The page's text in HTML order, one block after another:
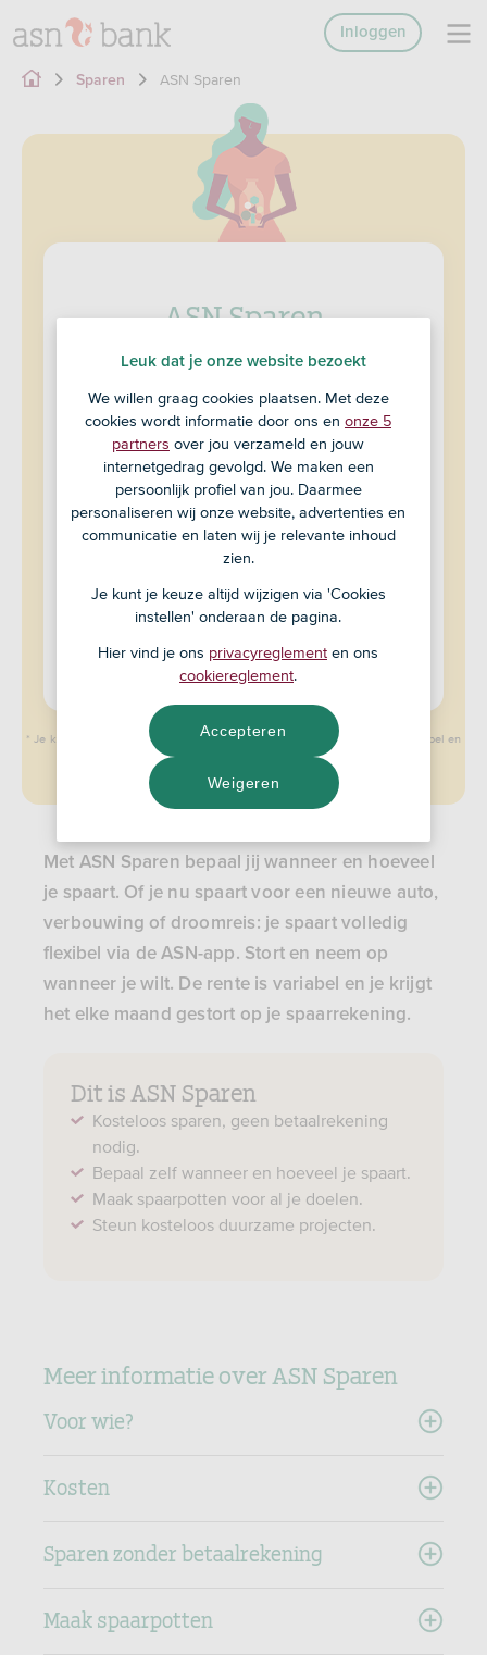
Inloggen
Sparen ASN Sparen
ASN Sparen
Sparen voor jezelf of samen
Sparen en opnemen wanneer je wilt
Handige tools zoals spaarpotjes
Variabele rente: bekijk de actuele rente
Open een rekening
Ben je al klant?
Inloggen en rekening openen
* Je krijgt elke maand rente over je geld op je rekening. Deze rente is variabel en
op jaarbasis. Deze kan veranderen.
Met ASN Sparen bepaal jij wanneer en hoeveel
je spaart. Of je nu spaart voor een nieuwe auto,
verbouwing of droomreis: je spaart volledig
flexibel via de ASN-app. Stort en neem op
wanneer je wilt. De rente is variabel en je krijgt
het elke maand gestort op je spaarrekening.
Dit is ASN Sparen
Kosteloos sparen, geen betaalrekening
nodig.
Bepaal zelf wanneer en hoeveel je spaart.
Maak spaarpotten voor al je doelen.
Steun kosteloos duurzame projecten.
Meer informatie over ASN Sparen
Voor wie?
Kosten
Sparen zonder betaalrekening
Maak spaarpotten
Leuk dat je onze website bezoekt
We willen graag cookies plaatsen. Met deze
cookies wordt informatie door ons en onze 5
partners over jou verzameld en jouw
internetgedrag gevolgd. We maken een
persoonlijk profiel van jou. Daarmee
personaliseren wij onze website, advertenties en
communicatie en laten wij je relevante inhoud
zien.
Je kunt je keuze altijd wijzigen via 'Cookies
instellen' onderaan de pagina.
Hier vind je ons privacyreglement en ons
cookiereglement.
Weigeren
Accepteren